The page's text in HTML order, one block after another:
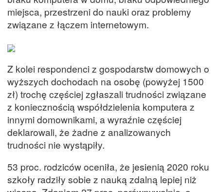
miejsca, przestrzeni do nauki oraz problemy
związane z łączem internetowym.
Z kolei respondenci z gospodarstw domowych o
wyższych dochodach na osobę (powyżej 1500
zł) trochę częściej zgłaszali trudności związane
z koniecznością współdzielenia komputera z
innymi domownikami, a wyraźnie częściej
deklarowali, że żadne z analizowanych
trudności nie wystąpiły.
53 proc. rodziców oceniła, że jesienią 2020 roku
szkoły radziły sobie z nauką zdalną lepiej niż